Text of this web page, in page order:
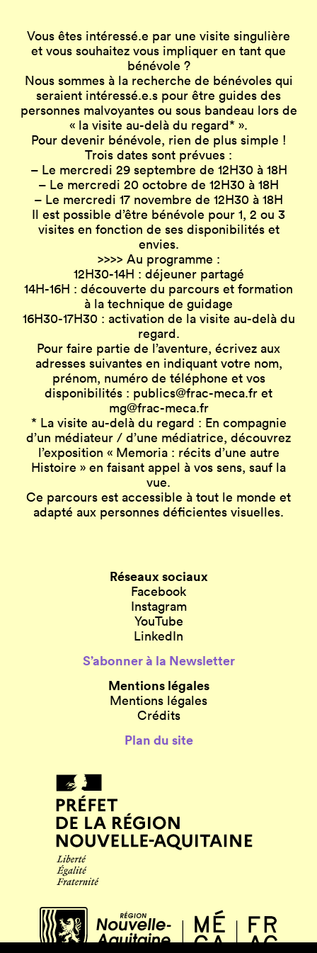
Vous êtes intéressé.e par une visite singulière
et vous souhaitez vous impliquer en tant que
bénévole ?
Nous sommes à la recherche de bénévoles qui
seraient intéressé.e.s pour être guides des
personnes malvoyantes ou sous bandeau lors de
« la visite au-delà du regard* ».
Pour devenir bénévole, rien de plus simple !
Trois dates sont prévues :
– Le mercredi 29 septembre de 12H30 à 18H
– Le mercredi 20 octobre de 12H30 à 18H
– Le mercredi 17 novembre de 12H30 à 18H
Il est possible d’être bénévole pour 1, 2 ou 3
visites en fonction de ses disponibilités et
envies.
>>>> Au programme :
12H30-14H : déjeuner partagé
14H-16H : découverte du parcours et formation
à la technique de guidage
16H30-17H30 : activation de la visite au-delà du
regard.
Pour faire partie de l’aventure, écrivez aux
adresses suivantes en indiquant votre nom,
prénom, numéro de téléphone et vos
disponibilités : publics@frac-meca.fr et
mg@frac-meca.fr
* La visite au-delà du regard : En compagnie
d’un médiateur / d’une médiatrice, découvrez
l’exposition « Memoria : récits d’une autre
Histoire » en faisant appel à vos sens, sauf la
vue.
Ce parcours est accessible à tout le monde et
adapté aux personnes déficientes visuelles.
Réseaux sociaux
Facebook
Instagram
YouTube
LinkedIn
S’abonner à la Newsletter
Mentions légales
Mentions légales
Crédits
Plan du site